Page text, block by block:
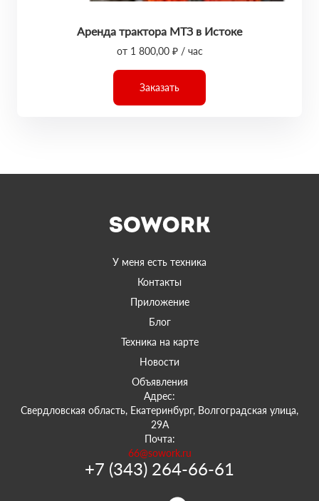
Аренда трактора МТЗ в Истоке
от 1 800,00 ₽ / час
Заказать
У меня есть техника
Контакты
Приложение
Блог
Техника на карте
Новости
Объявления
Адрес:
Свердловская область, Екатеринбург, Волгоградская улица,
29А
Почта:
66@sowork.ru
+7 (343) 264-66-61